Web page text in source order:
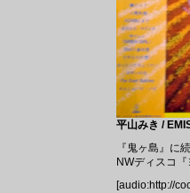
平山みき /
『鬼ヶ島』に
NWディスコ
[audio:http://